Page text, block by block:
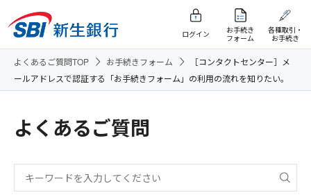
ログイン
お手続き
フォーム
各種取引・
お手続き
よくあるご質問TOP お手続きフォーム
［コンタクトセンター］メ
ールアドレスで認証する「お手続きフォーム」の利用の流れを知りたい。
よくあるご質問